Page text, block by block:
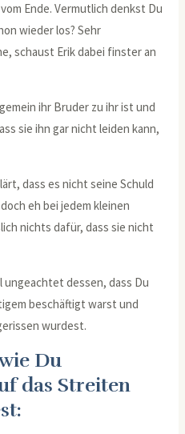
Ende. Vermutlich denkst Du
wieder los? Sehr
schaust Erik dabei finster an
ihr Bruder zu ihr ist und
sie ihn gar nicht leiden kann,
dass es nicht seine Schuld
eh bei jedem kleinen
nichts dafür, dass sie nicht
ungeachtet dessen, dass Du
beschäftigt warst und
wurdest.
Du
das Streiten